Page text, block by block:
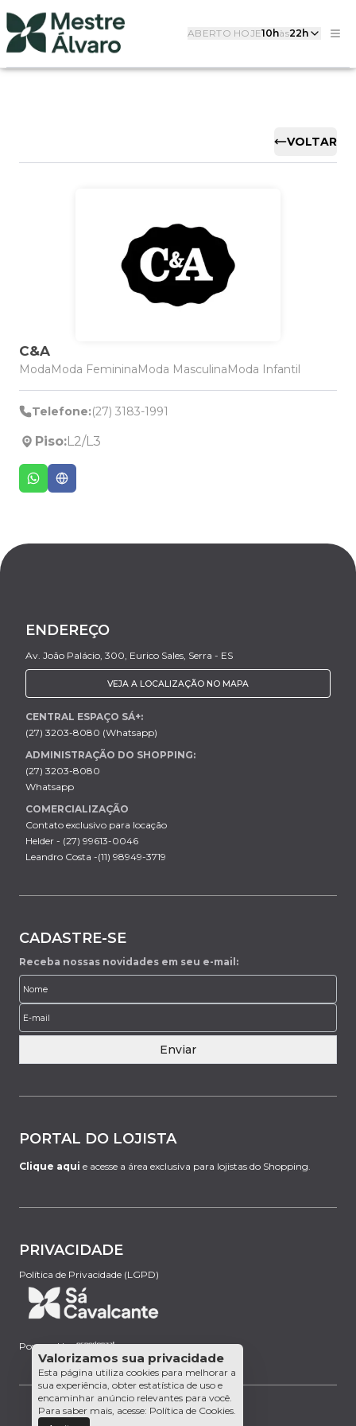
ABERTO HOJE10hàs22h
VOLTAR
C&A
ModaModa FemininaModa MasculinaModa Infantil
Telefone:(27) 3183-1991
Piso:L2/L3
ENDEREÇO
Av. João Palácio, 300, Eurico Sales, Serra - ES
VEJA A LOCALIZAÇÃO NO MAPA
CENTRAL ESPAÇO SÁ+:
(27) 3203-8080 (Whatsapp)
ADMINISTRAÇÃO DO SHOPPING:
(27) 3203-8080
Whatsapp
COMERCIALIZAÇÃO
Contato exclusivo para locação
Helder - (27) 99613-0046
Leandro Costa -(11) 98949-3719
CADASTRE-SE
Receba nossas novidades em seu e-mail:
Enviar
PORTAL DO LOJISTA
Clique aqui e acesse a área exclusiva para lojistas do Shopping.
PRIVACIDADE
Política de Privacidade (LGPD)
Powered by:
Valorizamos sua privacidade
Esta página utiliza cookies para melhorar a
sua experiência, obter estatística de uso e
encaminhar anúncio relevantes para você.
Para saber mais, acesse: Política de Cookies.